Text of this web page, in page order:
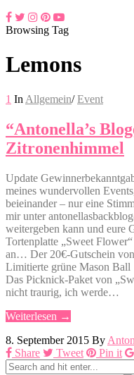
Browsing Tag
Lemons
1 In Allgemein/ Event
“Antonella’s
Zitronenhimmel
Update
meines wundervollen
beieinander – nur eine
mir unter
weitergeben kann und eure
Tortenplatte „Sweet
an… Der 20€-Gutschein
Limitierte grüne Mason
Das Picknick-Paket von
nicht traurig, ich werde…
Weiterlesen →
8. September 2015 By
Share
Tweet Pin it